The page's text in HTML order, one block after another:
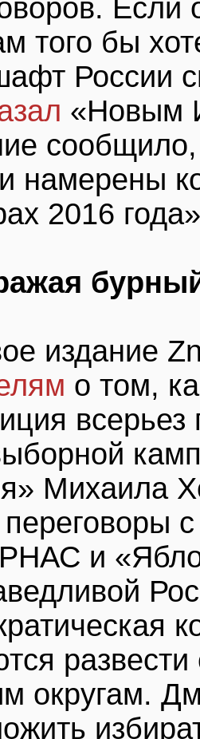
Если
того бы
России
«Новым
сообщило,
намерены
2016
издание
о том,
всерьез
Михаила
переговоры
и
округам.